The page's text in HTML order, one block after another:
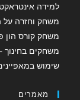
למידה
משחק וחזרה על
משחק קורס הון
משחקים בחינוך
שימוש
מאמרים